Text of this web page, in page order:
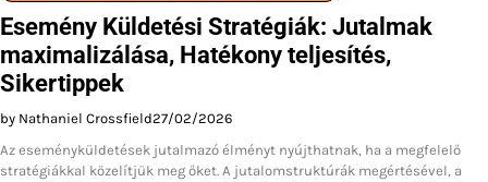
Esemény Küldetési Stratégiák: Jutalmak
maximalizálása, Hatékony teljesítés,
Sikertippek
by Nathaniel Crossfield27/02/2026
Az eseményküldetések jutalmazó élményt nyújthatnak, ha a megfelelő
stratégiákkal közelítjük meg őket. A jutalomstruktúrák megértésével, a